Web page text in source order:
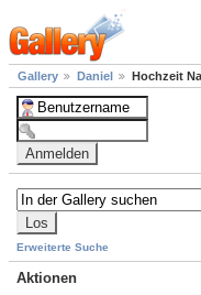
Gallery Daniel Hochzeit
Erweiterte Suche
Aktionen